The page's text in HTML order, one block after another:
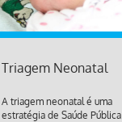
Triagem Neonatal
A triagem neonatal é uma
estratégia de Saúde Pública